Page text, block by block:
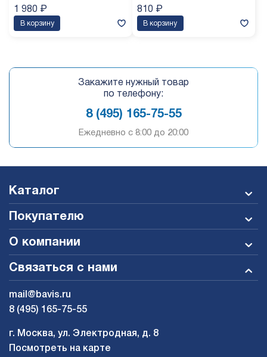
1 980 ₽
В корзину
810 ₽
В корзину
Закажите нужный товар
по телефону:
8 (495) 165-75-55
Ежедневно c 8:00 до 20:00
Каталог
Покупателю
О компании
Связаться с нами
mail@bavis.ru
8 (495) 165-75-55
г. Москва, ул. Электродная, д. 8
Посмотреть на карте